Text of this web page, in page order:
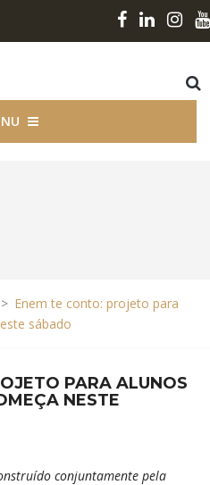
> Enem te conto: projeto para
sábado
PARA ALUNOS
NESTE
conjuntamente pela